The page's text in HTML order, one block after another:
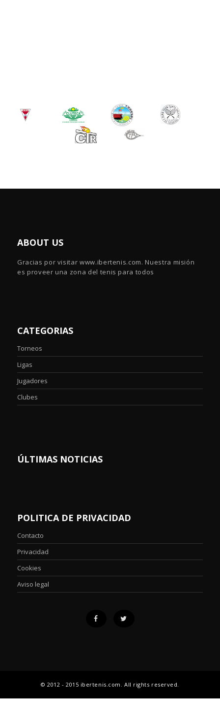
ABOUT US
Gracias por visitar www.ibertenis.com. Nuestra misión
es proveer una zona del tenis para todos
CATEGORIAS
Torneos
Ligas
Jugadores
Clubes
ÚLTIMAS NOTICIAS
POLITICA DE PRIVACIDAD
Contacto
Privacidad
Cookies
Aviso legal
© 2012 - 2015 ibertenis.com. All rights reserved.